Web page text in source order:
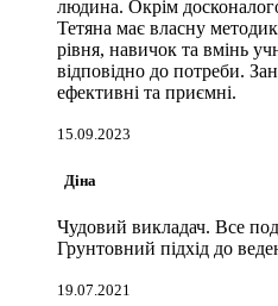
людина. Окрім
Тетяна має власну
рівня, навичок та вмінь
відповідно до потреби.
ефективні та приємні.
15.09.2023
Діна
Чудовий викладач. Все
Грунтовний підхід до
19.07.2021